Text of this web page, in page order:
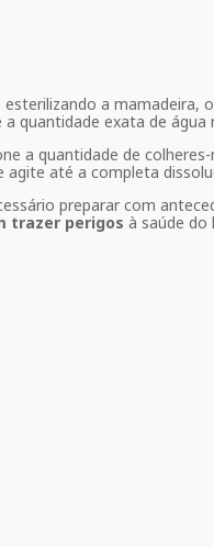
a
quantidade exata de água
a quantidade de
até a completa
preparar com
trazer perigos à saúde do